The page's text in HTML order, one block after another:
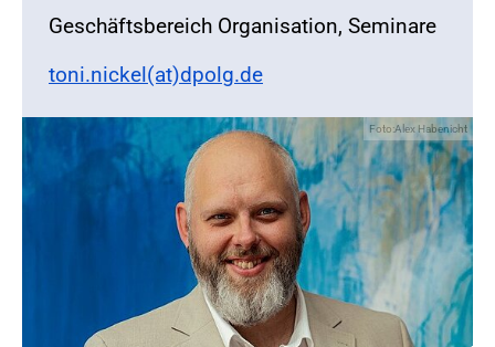
Geschäftsbereich Organisation, Seminare
toni.nickel(at)dpolg.de
Foto:Alex Habenicht